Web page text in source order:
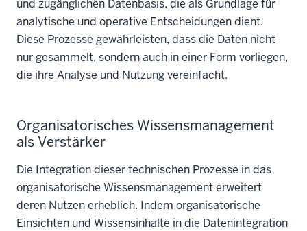
und zugänglichen Datenbasis, die als Grundlage für
analytische und operative Entscheidungen dient.
Diese Prozesse gewährleisten, dass die Daten nicht
nur gesammelt, sondern auch in einer Form vorliegen,
die ihre Analyse und Nutzung vereinfacht.
Organisatorisches Wissensmanagement
als Verstärker
Die Integration dieser technischen Prozesse in das
organisatorische Wissensmanagement erweitert
deren Nutzen erheblich. Indem organisatorische
Einsichten und Wissensinhalte in die Datenintegration